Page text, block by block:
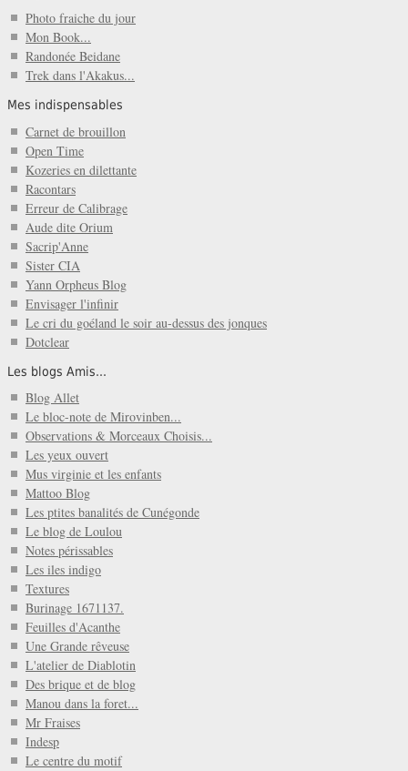
Photo fraiche du jour
Mon Book...
Randonée Beidane
Trek dans l'Akakus...
Mes indispensables
Carnet de brouillon
Open Time
Kozeries en dilettante
Racontars
Erreur de Calibrage
Aude dite Orium
Sacrip'Anne
Sister CIA
Yann Orpheus Blog
Envisager l'infinir
Le cri du goéland le soir au-dessus des jonques
Dotclear
Les blogs Amis...
Blog Allet
Le bloc-note de Mirovinben...
Observations & Morceaux Choisis...
Les yeux ouvert
Mus virginie et les enfants
Mattoo Blog
Les ptites banalités de Cunégonde
Le blog de Loulou
Notes périssables
Les iles indigo
Textures
Burinage 1671137.
Feuilles d'Acanthe
Une Grande rêveuse
L'atelier de Diablotin
Des brique et de blog
Manou dans la foret...
Mr Fraises
Indesp
Le centre du motif